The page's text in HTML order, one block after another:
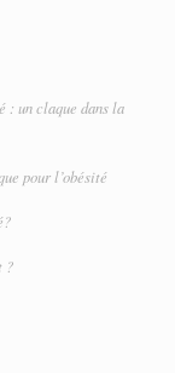
: un claque dans la
pour l’obésité
?